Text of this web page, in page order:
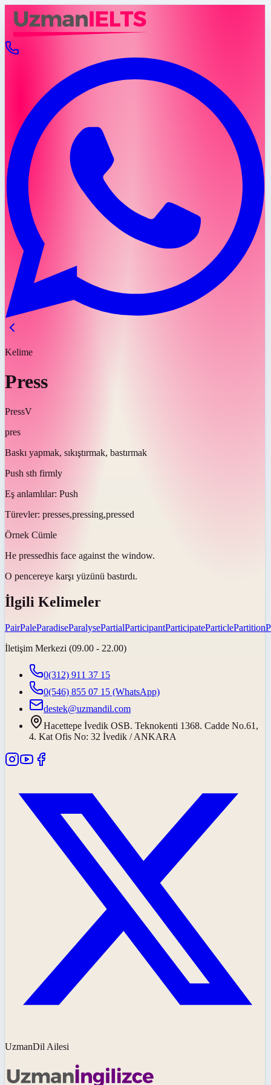
Kelime
Press
PressV
pres
Baskı yapmak, sıkıştırmak, bastırmak
Push sth firmly
Eş anlamlılar: Push
Türevler: presses,pressing,pressed
Örnek Cümle
He pressedhis face against the window.
O pencereye karşı yüzünü bastırdı.
İlgili Kelimeler
PairPaleParadiseParalysePartialParticipantParticipateParticlePartition
İletişim Merkezi (09.00 - 22.00)
0(312) 911 37 15
0(546) 855 07 15 (WhatsApp)
destek@uzmandil.com
Hacettepe İvedik OSB. Teknokenti 1368. Cadde No.61,
4. Kat Ofis No: 32 İvedik / ANKARA
UzmanDil Ailesi